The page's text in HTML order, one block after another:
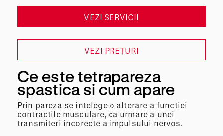
VEZI SERVICII
VEZI PREȚURI
Ce este tetrapareza
spastica si cum apare
Prin pareza se intelege o alterare a functiei
contractile musculare, ca urmare a unei
transmiteri incorecte a impulsului nervos.